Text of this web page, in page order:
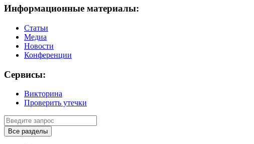
Информационные материалы:
Статьи
Медиа
Новости
Конференции
Сервисы:
Викторина
Проверить утечки
Все разделы